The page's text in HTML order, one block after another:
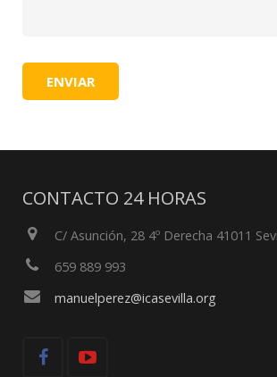
CONTACTO 24 HORAS
C/ Asunción, 28 4º Derecha 41011
659 889 993
manuelperez@icasevilla.org